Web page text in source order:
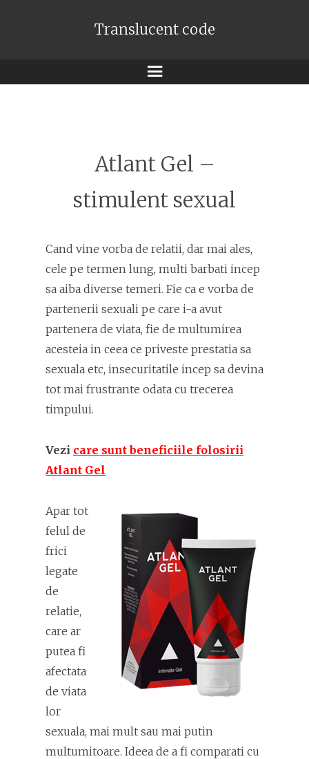
Translucent code
Meniu
Atlant Gel –
stimulent sexual
Cand vine vorba de relatii, dar mai ales,
cele pe termen lung, multi barbati incep
sa aiba diverse temeri. Fie ca e vorba de
partenerii sexuali pe care i-a avut
partenera de viata, fie de multumirea
acesteia in ceea ce priveste prestatia sa
sexuala etc, insecuritatile incep sa devina
tot mai frustrante odata cu trecerea
timpului.
Vezi care sunt beneficiile folosirii
Atlant Gel
Apar tot
felul de
frici
legate
de
relatie,
care ar
putea fi
afectata
de viata
lor
sexuala, mai mult sau mai putin
multumitoare. Ideea de a fi comparati cu